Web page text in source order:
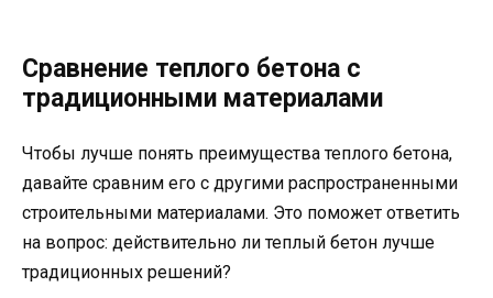
Сравнение теплого бетона с
традиционными материалами
Чтобы лучше понять преимущества теплого бетона,
давайте сравним его с другими распространенными
строительными материалами. Это поможет ответить
на вопрос: действительно ли теплый бетон лучше
традиционных решений?